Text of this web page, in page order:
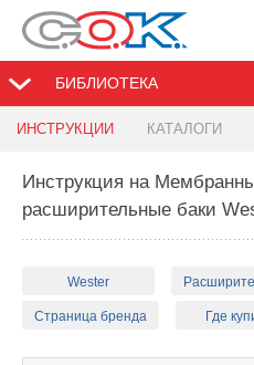
БИБЛИОТЕКА
ИНСТРУКЦИИ КАТАЛОГИ
Инструкция на
расширительные баки
Wester
Страница бренда Где